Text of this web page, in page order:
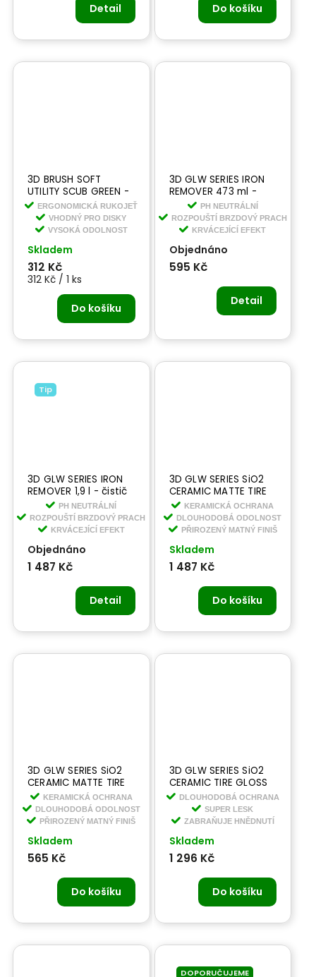
Detail Do košíku
3D BRUSH SOFT
UTILITY SCUB GREEN -
SHORT - krátký kartáč
n kola
ERGONOMICKÁ RUKOJEŤ
VHODNÝ PRO DISKY
VYSOKÁ ODOLNOST
Skladem
312 Kč
312 Kč / 1 ks
Do košíku
3D GLW SERIES IRON
REMOVER 473 ml -
čistič na kola s
krvácejícím efektem
PH NEUTRÁLNÍ
ROZPOUŠTÍ BRZDOVÝ PRACH
KRVÁCEJÍCÍ EFEKT
Objednáno
595 Kč
Detail
Tip
3D GLW SERIES IRON
REMOVER 1,9 l - čistič
na kola s krvácejícím
efektem
PH NEUTRÁLNÍ
ROZPOUŠTÍ BRZDOVÝ PRACH
KRVÁCEJÍCÍ EFEKT
Objednáno
1 487 Kč
Detail
3D GLW SERIES SiO2
CERAMIC MATTE TIRE
1,9 l -keramická -
matná hydrofobní
ochrana na kola
KERAMICKÁ OCHRANA
DLOUHODOBÁ ODOLNOST
PŘIROZENÝ MATNÝ FINIŠ
Skladem
1 487 Kč
Do košíku
3D GLW SERIES SiO2
CERAMIC MATTE TIRE
473 ml - keramická -
matná hydrofobní
ochrana na kola
KERAMICKÁ OCHRANA
DLOUHODOBÁ ODOLNOST
PŘIROZENÝ MATNÝ FINIŠ
Skladem
565 Kč
Do košíku
3D GLW SERIES SiO2
CERAMIC TIRE GLOSS
1,9 l - keramický lesk
na kola
DLOUHODOBÁ OCHRANA
SUPER LESK
ZABRAŇUJE HNĚDNUTÍ
Skladem
1 296 Kč
Do košíku
DOPORUČUJEME